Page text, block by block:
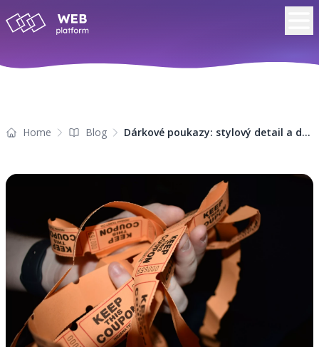
Home Blog Dárkové poukazy: stylový detail a důležitý nástroj pro váš byznys